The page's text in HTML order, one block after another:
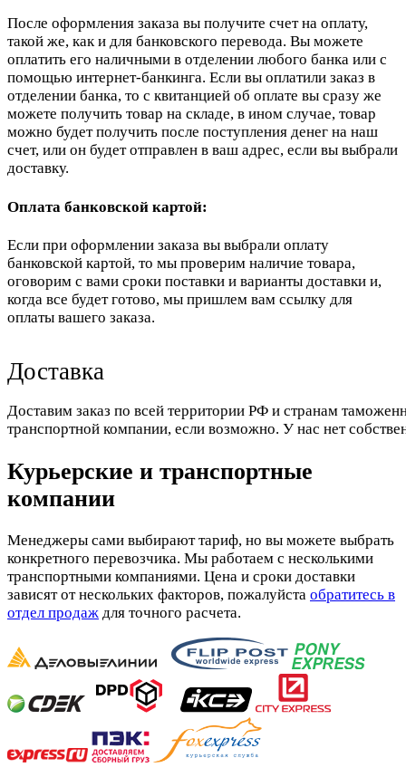
После оформления заказа вы получите счет на оплату,
такой же, как и для банковского перевода. Вы можете
оплатить его наличными в отделении любого банка или с
помощью интернет-банкинга. Если вы оплатили заказ в
отделении банка, то с квитанцией об оплате вы сразу же
можете получить товар на складе, в ином случае, товар
можно будет получить после поступления денег на наш
счет, или он будет отправлен в ваш адрес, если вы выбрали
доставку.
Оплата банковской картой:
Если при оформлении заказа вы выбрали оплату
банковской картой, то мы проверим наличие товара,
оговорим с вами сроки поставки и варианты доставки и,
когда все будет готово, мы пришлем вам ссылку для
оплаты вашего заказа.
Доставка
Доставим заказ по всей территории РФ и странам
транспортной компании, если возможно. У нас нет
Курьерские и транспортные
компании
Менеджеры сами выбирают тариф, но вы можете выбрать
конкретного перевозчика. Мы работаем с несколькими
транспортными компаниями. Цена и сроки доставки
зависят от нескольких факторов, пожалуйста обратитесь в
отдел продаж для точного расчета.